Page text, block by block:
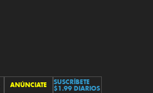
ANÚNCIATE
SUSCRÍBETE
$1.99 DIARIOS